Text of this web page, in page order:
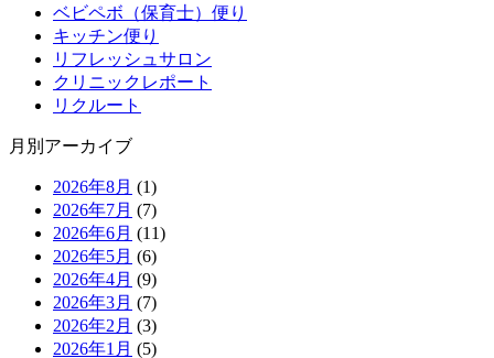
ベビペボ（保育士）便り
キッチン便り
リフレッシュサロン
クリニックレポート
リクルート
月別アーカイブ
2026年8月 (1)
2026年7月 (7)
2026年6月 (11)
2026年5月 (6)
2026年4月 (9)
2026年3月 (7)
2026年2月 (3)
2026年1月 (5)